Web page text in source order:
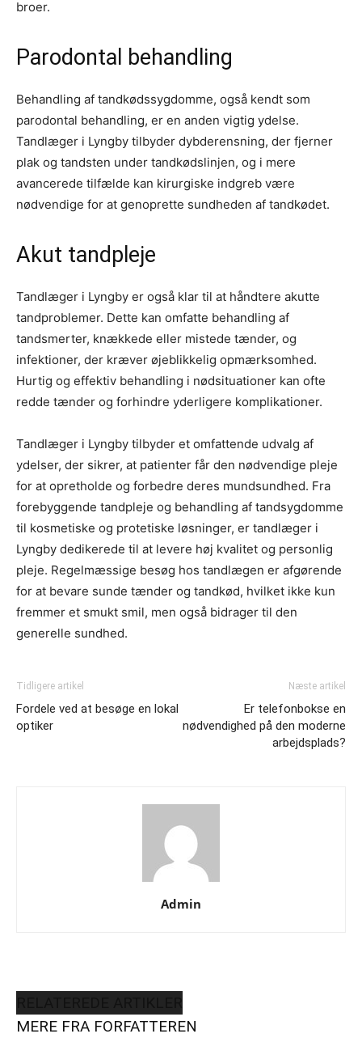
broer.
Parodontal behandling
Behandling af tandkødssygdomme, også kendt som
parodontal behandling, er en anden vigtig ydelse.
Tandlæger i Lyngby tilbyder dybderensning, der fjerner
plak og tandsten under tandkødslinjen, og i mere
avancerede tilfælde kan kirurgiske indgreb være
nødvendige for at genoprette sundheden af tandkødet.
Akut tandpleje
Tandlæger i Lyngby er også klar til at håndtere akutte
tandproblemer. Dette kan omfatte behandling af
tandsmerter, knækkede eller mistede tænder, og
infektioner, der kræver øjeblikkelig opmærksomhed.
Hurtig og effektiv behandling i nødsituationer kan ofte
redde tænder og forhindre yderligere komplikationer.
Tandlæger i Lyngby tilbyder et omfattende udvalg af
ydelser, der sikrer, at patienter får den nødvendige pleje
for at opretholde og forbedre deres mundsundhed. Fra
forebyggende tandpleje og behandling af tandsygdomme
til kosmetiske og protetiske løsninger, er tandlæger i
Lyngby dedikerede til at levere høj kvalitet og personlig
pleje. Regelmæssige besøg hos tandlægen er afgørende
for at bevare sunde tænder og tandkød, hvilket ikke kun
fremmer et smukt smil, men også bidrager til den
generelle sundhed.
Tidligere artikel
Fordele ved at besøge en lokal
optiker
Næste artikel
Er telefonbokse en
nødvendighed på den moderne
arbejdsplads?
Admin
MERE FRA FORFATTEREN